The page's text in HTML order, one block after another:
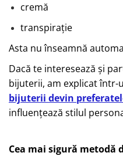
cremă
transpirație
Asta nu înseamnă
Dacă te interesează și
bijuterii, am explicat într-
bijuterii devin
influențează stilul
Cea mai sigură metodă